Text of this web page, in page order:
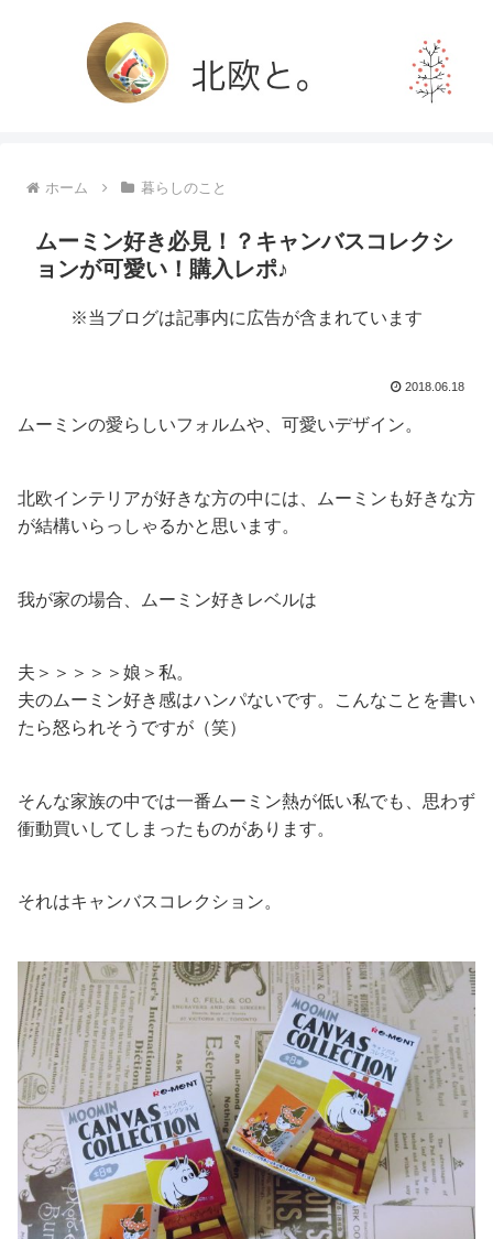
ホーム 暮らしのこと
ムーミン好き必見！？キャンバスコレクシ
ョンが可愛い！購入レポ♪
※当ブログは記事内に広告が含まれています
2018.06.18
ムーミンの愛らしいフォルムや、可愛いデザイン。
北欧インテリアが好きな方の中には、ムーミンも好きな方
が結構いらっしゃるかと思います。
我が家の場合、ムーミン好きレベルは
夫＞＞＞＞＞娘＞私。
夫のムーミン好き感はハンパないです。こんなことを書い
たら怒られそうですが（笑）
そんな家族の中では一番ムーミン熱が低い私でも、思わず
衝動買いしてしまったものがあります。
それはキャンバスコレクション。